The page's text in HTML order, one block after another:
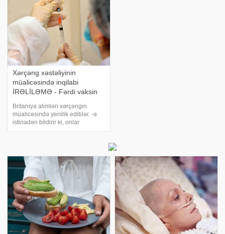
Xərçəng xəstəliyinin
müalicəsində inqilabi
İRƏLİLƏMƏ - Fərdi vaksin
Britaniya alimləri xərçəngin
müalicəsində yenilik ediblər. -ə
istinadən bildirir ki, onlar
melanomaya qarşı unikal mRNT
yerlərdə